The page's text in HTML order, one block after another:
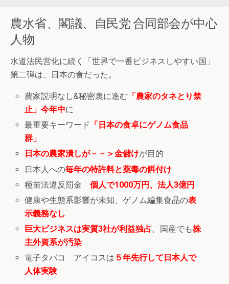
農水省、閣議、自民党 合同部会が中心
人物
水道法民営化に続く「世界で一番ビジネスしやすい国」
第二弾は、日本の食だった。
農家説明なし&秘密裏に進む 「農家のタネとり禁
止」今年中に
最重要キーワード 「日本の食卓にゲノム食品
群」
日本の農家潰しが－－＞金儲けが目的
日本人への毎年の特許料と薬毒の餌付け
種苗法違反罰金個人で1000万円、法人3億円
健康や生態系影響が未知、ゲノム編集食品の表
示義務なし
巨大ビジネスは実質3社が利益独占。国産でも株
主外資系が汚染
電子タバコ アイコスは ５年先行して日本人で
人体実験